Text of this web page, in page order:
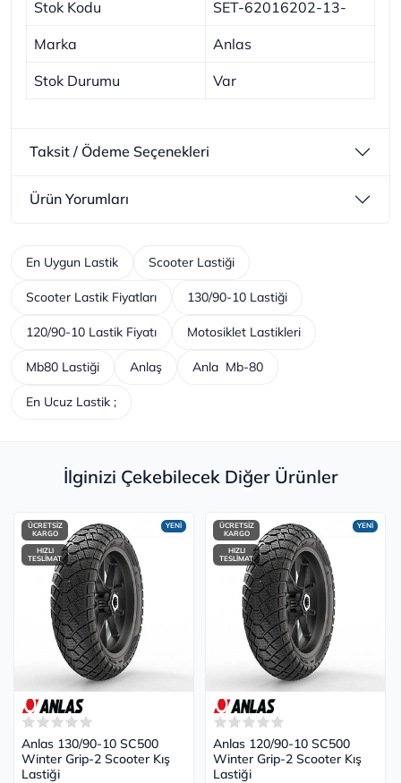
Stok Kodu SET-62016202-13-
Marka Anlas
Stok Durumu Var
Taksit / Ödeme Seçenekleri
Ürün Yorumları
En Uygun Lastik Scooter Lastiği
Scooter Lastik Fiyatları 130/90-10 Lastiği
120/90-10 Lastik Fiyatı Motosiklet Lastikleri
Mb80 Lastiği Anlaş Anla Mb-80
En Ucuz Lastik ;
İlginizi Çekebilecek Diğer Ürünler
YENİ
ÜCRETSİZ
KARGO
HIZLI
TESLİMAT
Anlas 130/90-10 SC500
Winter Grip-2 Scooter Kış
Lastiği
YENİ
ÜCRETSİZ
KARGO
HIZLI
TESLİMAT
Anlas 120/90-10 SC500
Winter Grip-2 Scooter Kış
Lastiği